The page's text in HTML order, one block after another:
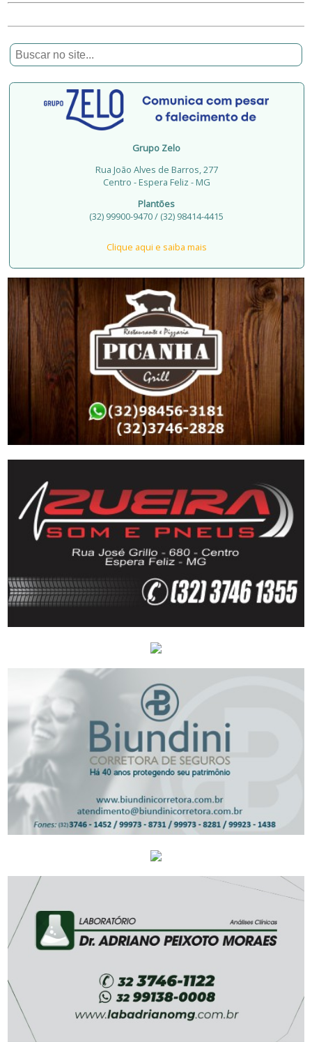
Grupo Zelo
Rua João Alves de Barros, 277
Centro - Espera Feliz - MG
Plantões
(32) 99900-9470 / (32) 98414-4415
Clique aqui e saiba mais